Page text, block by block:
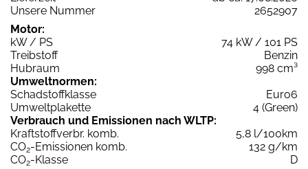
Unsere Nummer
2652907
Motor:
kW / PS
74 kW / 101 PS
Treibstoff
Benzin
Hubraum
998 cm³
Umweltnormen:
Schadstoffklasse
Euro6
Umweltplakette
4 (Green)
Verbrauch und Emissionen nach WLTP:
Kraftstoffverbr. komb.
5,8 l/100km
CO2-Emissionen komb.
132 g/km
CO2-Klasse
D